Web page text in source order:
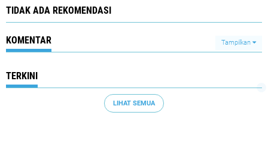
TIDAK ADA REKOMENDASI
KOMENTAR Tampilkan
TERKINI
LIHAT SEMUA